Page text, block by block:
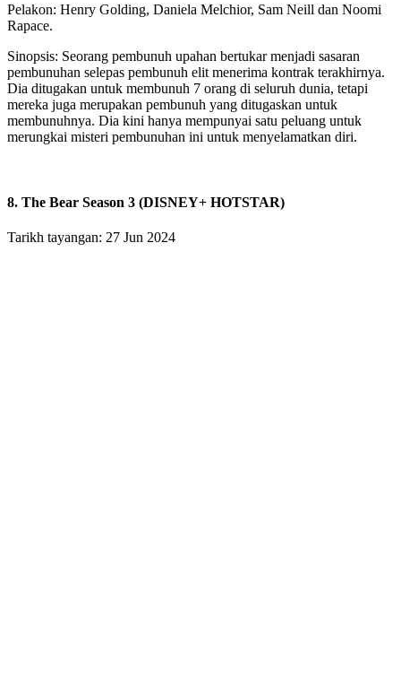
Pelakon: Henry Golding, Daniela Melchior, Sam Neill dan Noomi
Rapace.
Sinopsis: Seorang pembunuh upahan bertukar menjadi sasaran
pembunuhan selepas pembunuh elit menerima kontrak terakhirnya.
Dia ditugakan untuk membunuh 7 orang di seluruh dunia, tetapi
mereka juga merupakan pembunuh yang ditugaskan untuk
membunuhnya. Dia kini hanya mempunyai satu peluang untuk
merungkai misteri pembunuhan ini untuk menyelamatkan diri.
8. The Bear Season 3 (DISNEY+ HOTSTAR)
Tarikh tayangan: 27 Jun 2024